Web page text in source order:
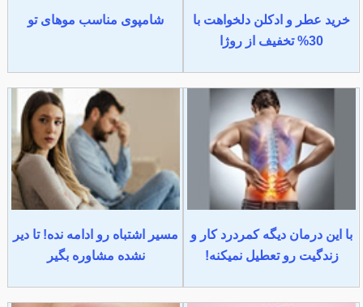
خرید عطر و ادکلن دلخواهت با
30% تخفیف از روژا
شامپوی مناسب موهای تو
با این درمان دیگه کمردرد کار و
زندگیت رو تعطیل نمیکنه!
مسیر اشتباه رو ادامه نده! تا دیر
نشده مشاوره بگیر